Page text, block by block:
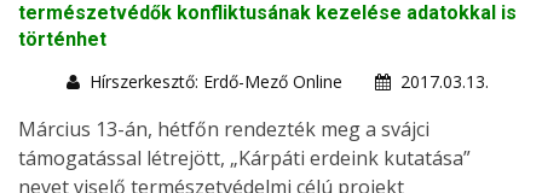
természetvédők konfliktusának kezelése adatokkal is
történhet
Hírszerkesztő: Erdő-Mező Online
2017.03.13.
Március 13-án, hétfőn rendezték meg a svájci
támogatással létrejött, „Kárpáti erdeink kutatása”
nevet viselő természetvédelmi célú projekt